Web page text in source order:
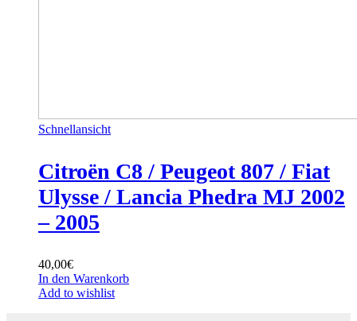
Schnellansicht
Citroën C8 / Peugeot 807 / Fiat
Ulysse / Lancia Phedra MJ 2002
– 2005
40,00€
In den Warenkorb
Add to wishlist